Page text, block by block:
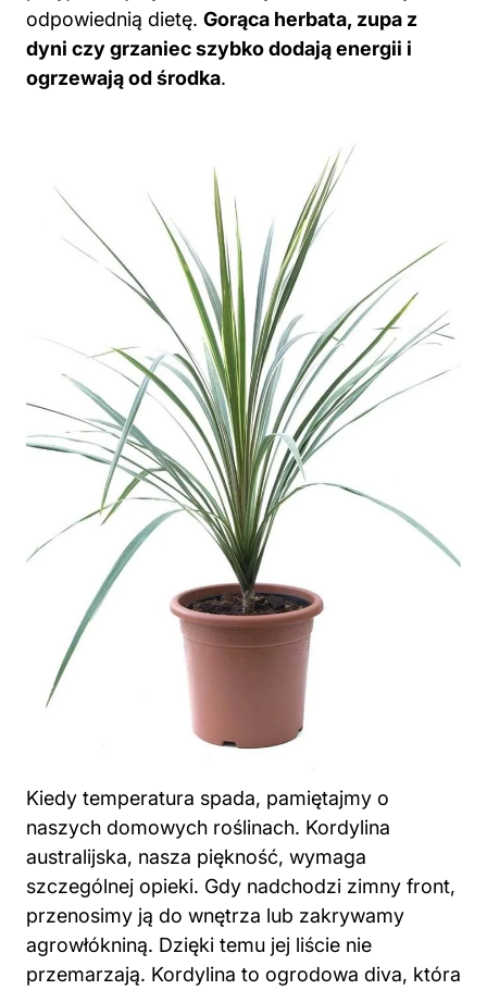
odpowiednią dietę. Gorąca herbata, zupa z
dyni czy grzaniec szybko dodają energii i
ogrzewają od środka.
Kiedy temperatura spada, pamiętajmy o
naszych domowych roślinach. Kordylina
australijska, nasza piękność, wymaga
szczególnej opieki. Gdy nadchodzi zimny front,
przenosimy ją do wnętrza lub zakrywamy
agrowłókniną. Dzięki temu jej liście nie
przemarzają. Kordylina to ogrodowa diva, która